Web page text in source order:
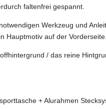
faltenfrei gespannt.
Werkzeug und
auf der
/ das reine
+ Alurahmen